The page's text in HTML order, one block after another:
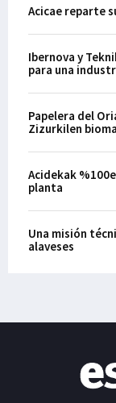
Acicae reparte
Ibernova y
para una
Papelera del
Zizurkilen
Acidekak
planta
Una misión
alaveses